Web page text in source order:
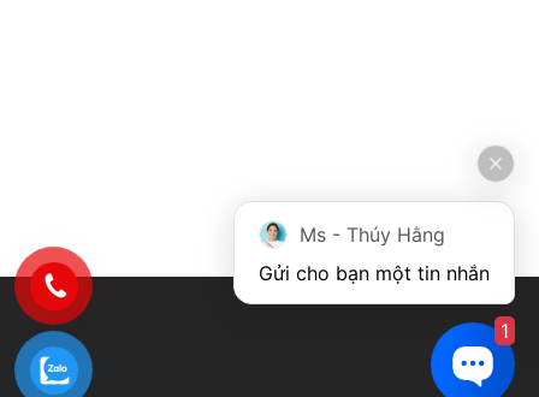
Ms - Thúy Hằng
Gửi cho bạn một tin nhắn
1